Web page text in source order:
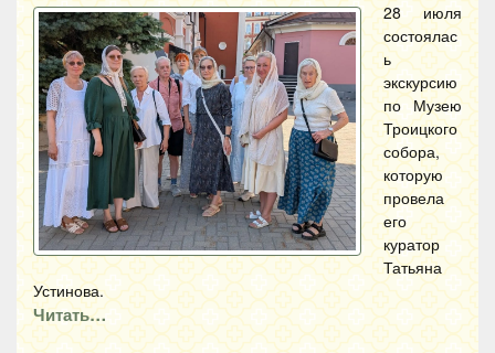
28 июля
состоялас
ь
экскурсию
по Музею
Троицкого
собора,
которую
провела
его
куратор
Татьяна
Устинова.
Читать…